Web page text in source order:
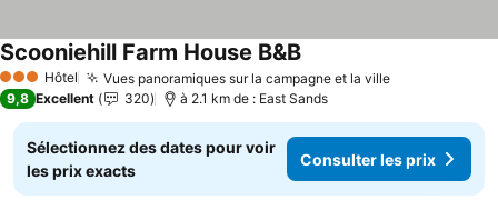
3 ÉtoilesHôtel Vues panoramiques sur la campagne et la villeConsulter
Scooniehill Farm House B&BConsulter les prix
9,8 Excellent 320 à 2.1 km de : East Sands
Sélectionnez des dates pour voir
les prix exacts
Consulter les prix